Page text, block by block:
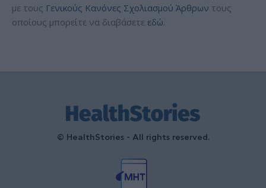
με τους Γενικούς Κανόνες Σχολιασμού Άρθρων τους
οποίους μπορείτε να διαβάσετε εδώ.
© HealthStories - All rights reserved.